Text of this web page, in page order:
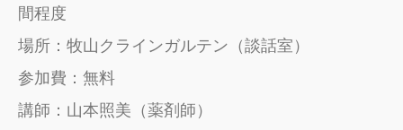
間程度
場所：牧山クラインガルテン（談話室）
参加費：無料
講師：山本照美（薬剤師）